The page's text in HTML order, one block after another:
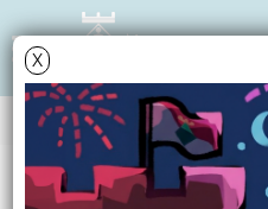
X
Data i hora oficial: 09-08-2026
ANY 2022